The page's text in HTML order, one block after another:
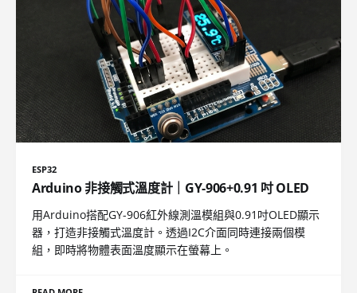
ESP32
Arduino 非接觸式溫度計｜GY-906+0.91 吋 OLED
用Arduino搭配GY-906紅外線測溫模組與0.91吋OLED顯示
器，打造非接觸式溫度計。透過I2C介面同時連接兩個模
組，即時將物體表面溫度顯示在螢幕上。